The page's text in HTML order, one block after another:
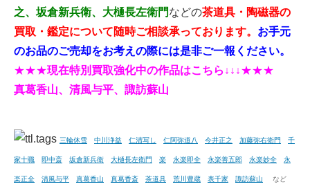
之、坂倉新兵衛、大樋長左衛門などの茶道具・陶磁器の
買取・鑑定について随時ご相談承っております。 お手元
のお品のご売却をお考えの際には是非ご一報ください。
★★★現在特別買取強化中の作品はこちら↓↓↓★★★
真葛香山、清風与平、諏訪蘇山
三輪休雪 中川浄益 仁清写し 仁阿弥道八 今井正之 加藤弥右衛門 千
家十職 即中斎 坂倉新兵衛 大樋長左衛門 楽 永楽即全 永楽善五郎 永楽妙全 永
楽正全 清風与平 真葛香山 真葛香斎 茶道具 荒川豊蔵 表千家 諏訪蘇山 など